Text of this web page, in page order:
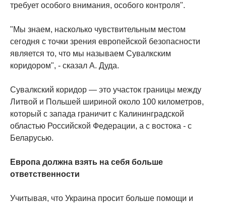
требует особого внимания, особого контроля".
"Мы знаем, насколько чувствительным местом
сегодня с точки зрения европейской безопасности
является то, что мы называем Сувалкским
коридором", - сказал А. Дуда.
Сувалкский коридор — это участок границы между
Литвой и Польшей шириной около 100 километров,
который с запада граничит с Калининградской
областью Российской Федерации, а с востока - с
Беларусью.
Европа должна взять на себя больше
ответственности
Учитывая, что Украина просит больше помощи и